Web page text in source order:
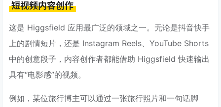
短视频内容创作
这是 Higgsfield 应用最广泛的领域之一。无论是抖音快手
上的剧情短片，还是 Instagram Reels、YouTube Shorts
中的创意段子，内容创作者都能借助 Higgsfield 快速输出
具有“电影感”的视频。
例如，某位旅行博主可以通过一张旅行照片和一句话脚